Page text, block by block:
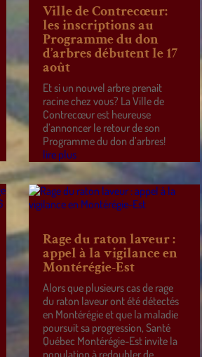
Ville de Contrecœur:
les inscriptions au
Programme du don
d’arbres débutent le 17
août
Et si un nouvel arbre prenait
racine chez vous? La Ville de
Contrecœur est heureuse
d’annoncer le retour de son
Programme du don d’arbres!
lire plus
Rage du raton laveur :
appel à la vigilance en
Montérégie-Est
Alors que plusieurs cas de rage
du raton laveur ont été détectés
en Montérégie et que la maladie
poursuit sa progression, Santé
Québec Montérégie-Est invite la